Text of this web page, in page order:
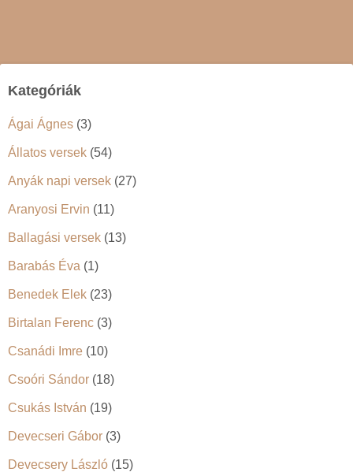
Kategóriák
Ágai Ágnes (3)
Állatos versek (54)
Anyák napi versek (27)
Aranyosi Ervin (11)
Ballagási versek (13)
Barabás Éva (1)
Benedek Elek (23)
Birtalan Ferenc (3)
Csanádi Imre (10)
Csoóri Sándor (18)
Csukás István (19)
Devecseri Gábor (3)
Devecsery László (15)